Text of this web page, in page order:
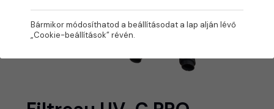
Bármikor módosíthatod a beállításodat a lap alján lévő
„Cookie-beállítások” révén.